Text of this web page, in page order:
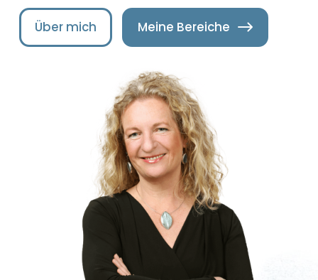
Über mich Meine Bereiche